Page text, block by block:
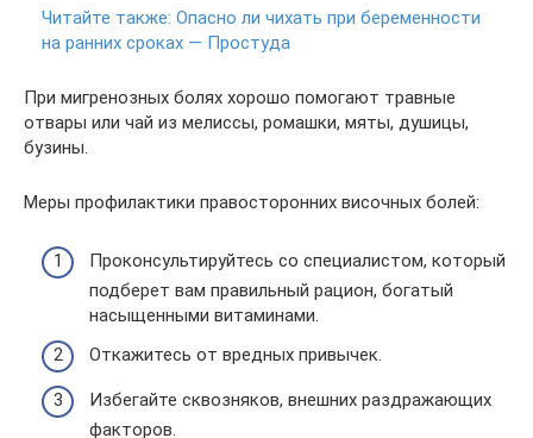
Читайте также: Опасно ли чихать при беременности
на ранних сроках — Простуда
При мигренозных болях хорошо помогают травные
отвары или чай из мелиссы, ромашки, мяты, душицы,
бузины.
Меры профилактики правосторонних височных болей:
Проконсультируйтесь со специалистом, который
подберет вам правильный рацион, богатый
насыщенными витаминами.
Откажитесь от вредных привычек.
Избегайте сквозняков, внешних раздражающих
факторов.